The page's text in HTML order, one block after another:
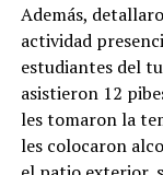
Además,
actividad
estudiantes del
asistieron 12
les tomaron la
les colocaron